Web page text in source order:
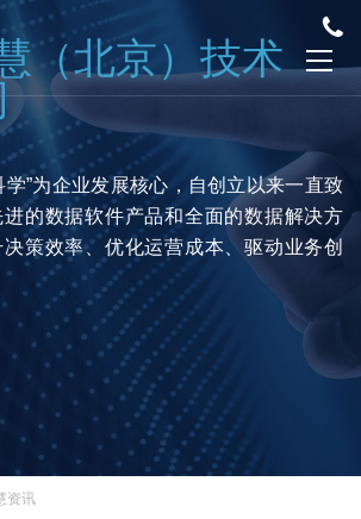
学”为企业发展核心，自创立以来一直致
的数据软件产品和全面的数据解决方
策效率、优化运营成本、驱动业务创
资讯